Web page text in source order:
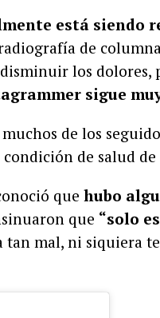
está siendo
de
los dolores,
sigue
de los
de salud
que hubo
que “solo
tan mal, ni siquiera